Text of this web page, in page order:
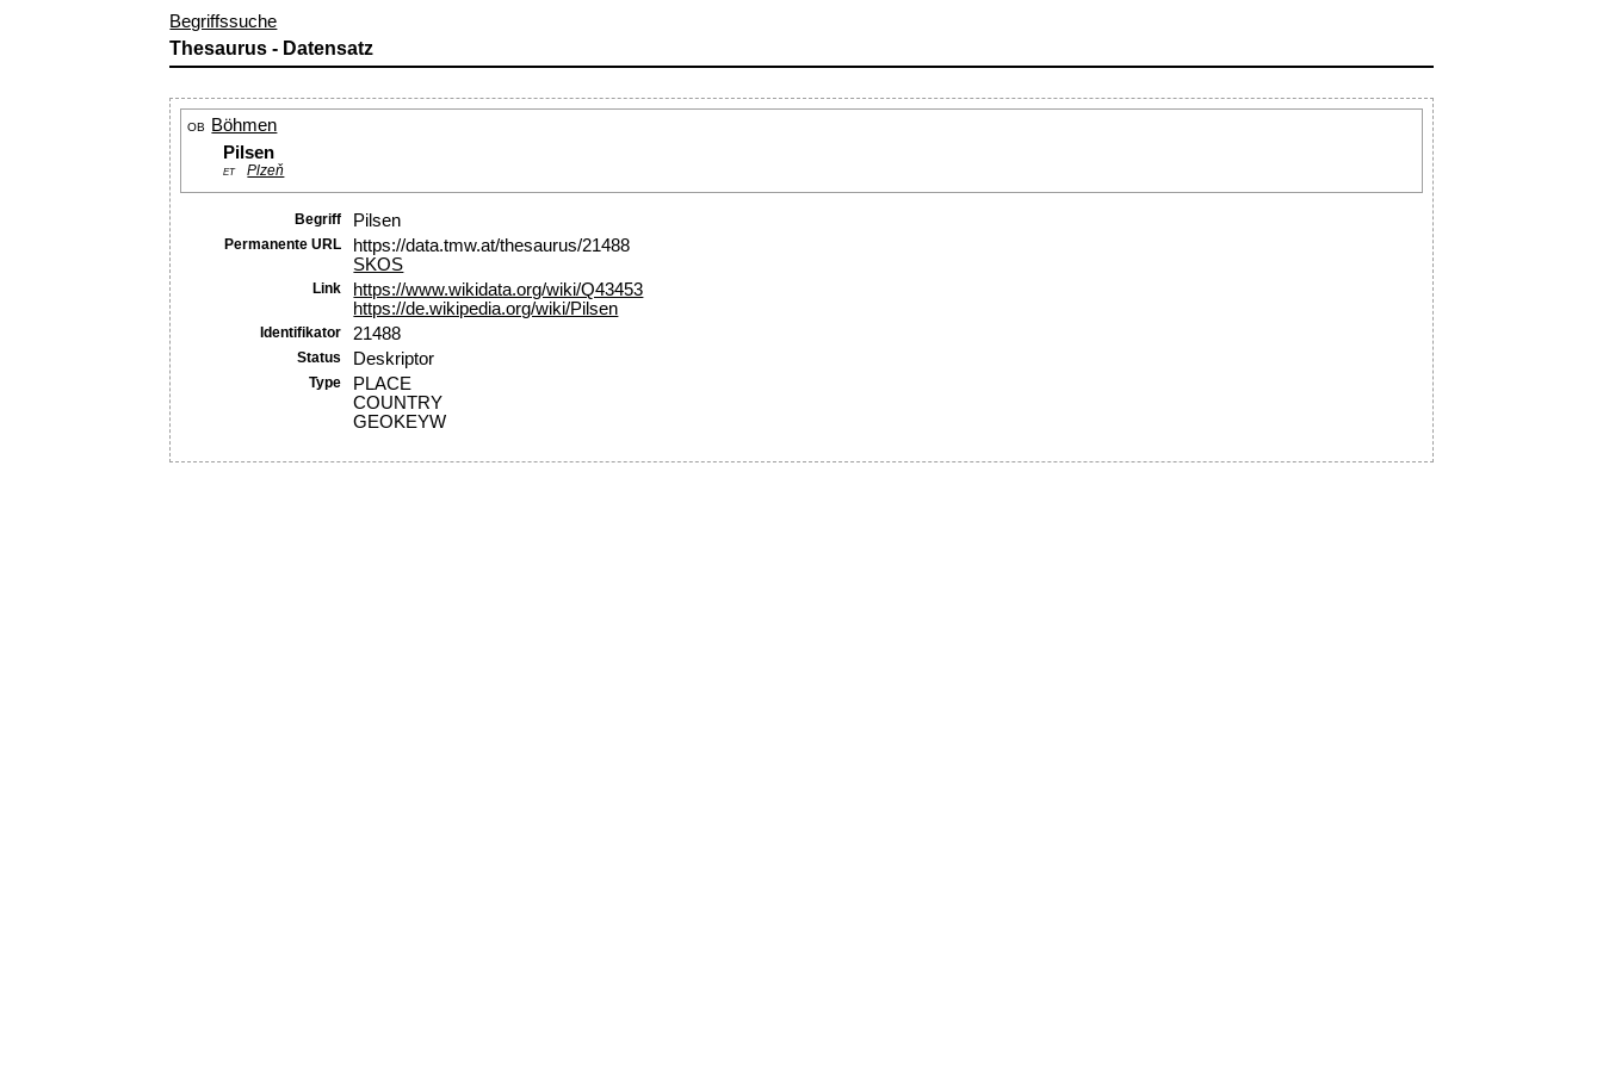
Begriffssuche
Thesaurus - Datensatz
OB
Böhmen
Pilsen
ET Plzeň
Begriff Pilsen
Permanente URL
https://data.tmw.at/thesaurus/21488
SKOS
Link
https://www.wikidata.org/wiki/Q43453
https://de.wikipedia.org/wiki/Pilsen
Identifikator 21488
Status Deskriptor
Type
PLACE
COUNTRY
GEOKEYW